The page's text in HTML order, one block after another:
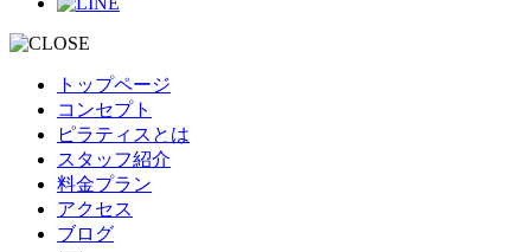
トップページ
コンセプト
ピラティスとは
スタッフ紹介
料金プラン
アクセス
ブログ